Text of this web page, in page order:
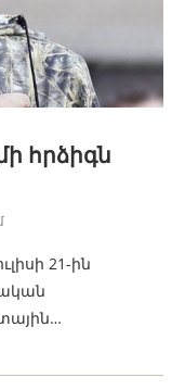
հրձիգն
21-ին